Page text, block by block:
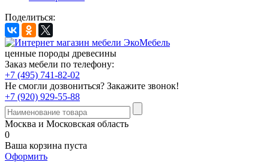
Поделиться:
ценные породы древесины
Заказ мебели по телефону:
+7 (495) 741-82-02
Не смогли дозвониться? Закажите звонок!
+7 (920) 929-55-88
Москва и Московская область
0
Ваша корзина пуста
Оформить